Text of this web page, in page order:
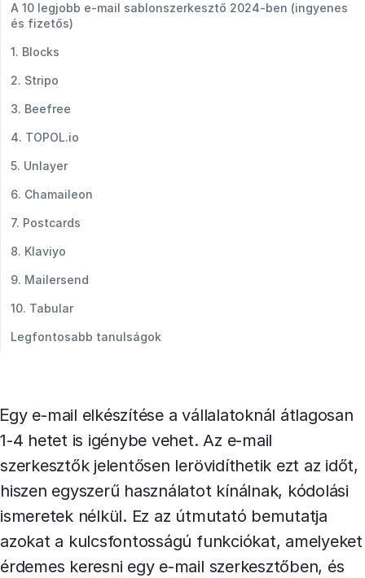
A 10 legjobb e-mail sablonszerkesztő 2024-ben (ingyenes
és fizetős)
1. Blocks
2. Stripo
3. Beefree
4. TOPOL.io
5. Unlayer
6. Chamaileon
7. Postcards
8. Klaviyo
9. Mailersend
10. Tabular
Legfontosabb tanulságok
Egy e-mail elkészítése a vállalatoknál átlagosan
1-4 hetet is igénybe vehet. Az e-mail
szerkesztők jelentősen lerövidíthetik ezt az időt,
hiszen egyszerű használatot kínálnak, kódolási
ismeretek nélkül. Ez az útmutató bemutatja
azokat a kulcsfontosságú funkciókat, amelyeket
érdemes keresni egy e-mail szerkesztőben, és